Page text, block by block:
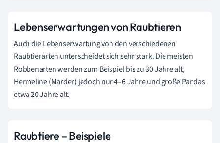
Lebenserwartungen von Raubtieren
Auch die Lebenserwartung von den verschiedenen
Raubtierarten unterscheidet sich sehr stark. Die meisten
Robbenarten werden zum Beispiel bis zu 30 Jahre alt,
Hermeline (Marder) jedoch nur 4–6 Jahre und große Pandas
etwa 20 Jahre alt.
Raubtiere – Beispiele